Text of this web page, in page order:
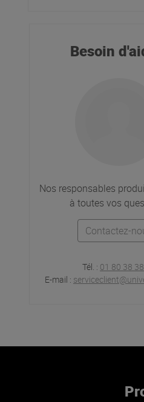
Besoin
Nos responsables
à toutes vos
Contactez-
Tél. : 01 80 38
E-mail :